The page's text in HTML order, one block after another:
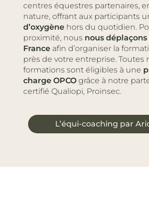
centres équestres partenaires,
nature, offrant aux participants
d’oxygène hors du quotidien.
proximité, nous nous
France afin d’organiser la
près de votre entreprise. Toutes
formations sont éligibles à une
charge OPCO grâce à notre
certifié Qualiopi, Proinsec.
L’équi-coaching par